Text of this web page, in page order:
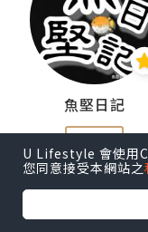
魚堅日記
追蹤
U Lifestyle 會使用
您同意接受本網站之